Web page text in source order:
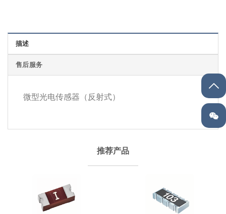
描述
售后服务
微型光电传感器（反射式）
推荐产品